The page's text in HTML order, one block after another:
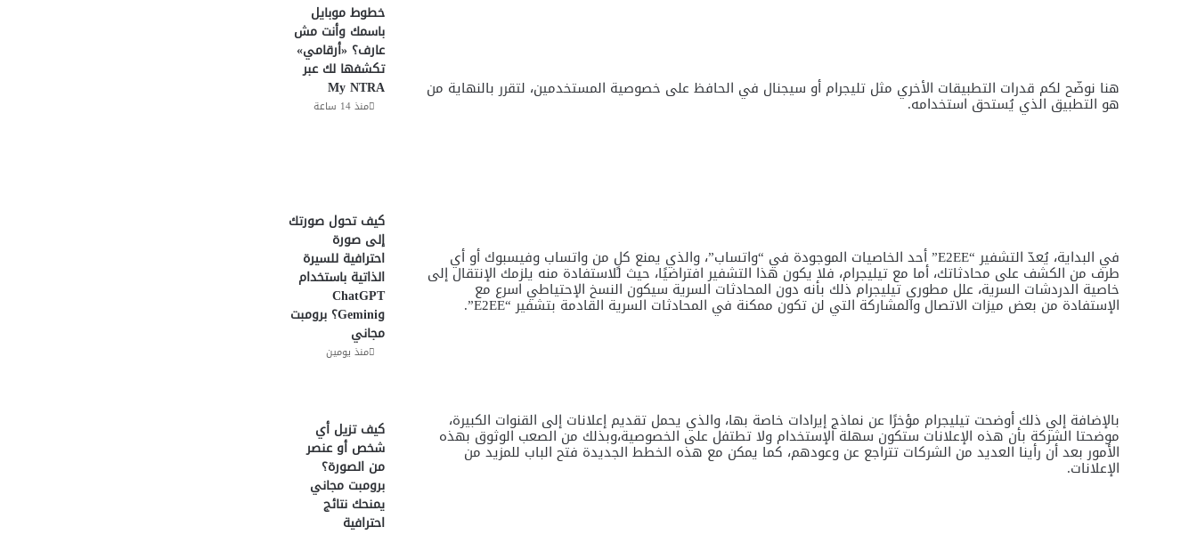
هنا نوضّح لكم قدرات التطبيقات الأخري مثل تليجرام أو سيجنال في الحافظ على خصوصية المستخدمين، لتقرر بالنهاية من
هو التطبيق الذي يُستحق استخدامه.
في البداية، يُعدّ التشفير “E2EE” أحد الخاصيات الموجودة في “واتساب”، والذي يمنع كلٍ من واتساب وفيسبوك أو أي
طرف من الكشف على محادثاتك، أما مع تيليجرام، فلا يكون هذا التشفير افتراضيًا، حيث للاستفادة منه يلزمك الإنتقال إلى
خاصية الدردشات السرية، علل مطوري تيليجرام ذلك بأنه دون المحادثات السرية سيكون النسخ الإحتياطي اسرع مع
الإستفادة من بعض ميزات الاتصال والمشاركة التي لن تكون ممكنة في المحادثات السرية القادمة بتشفير “E2EE”.
بالإضافة إلي ذلك أوضحت تيليجرام مؤخرًا عن نماذج إيرادات خاصة بها، والذي يحمل تقديم إعلانات إلى القنوات الكبيرة،
موضحتا الشركة بأن هذه الإعلانات ستكون سهلة الإستخدام ولا تطتفل على الخصوصية،وبذلك من الصعب الوثوق بهذه
الأمور بعد أن رأينا العديد من الشركات تتراجع عن وعودهم، كما يمكن مع هذه الخطط الجديدة فتح الباب للمزيد من
الإعلانات.
خطوط موبايل
باسمك وأنت مش
عارف؟ «أرقامي»
تكشفها لك عبر
My NTRA
منذ 14 ساعة
كيف تحول صورتك
إلى صورة
احترافية للسيرة
الذاتية باستخدام
ChatGPT
وGemini؟ برومبت
مجاني
منذ يومين
كيف تزيل أي
شخص أو عنصر
من الصورة؟
برومبت مجاني
يمنحك نتائج
احترافية